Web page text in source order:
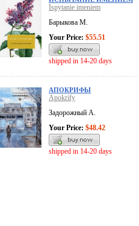
Ispytanie imeniem
Барыкова М.
Your Price: $55.51
shipped in 14-20 days
АПОКРИФЫ
Apokrify
Задорожный А.
Your Price: $48.42
shipped in 14-20 days